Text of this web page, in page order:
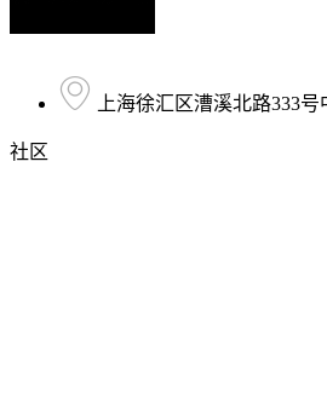
上海徐汇区漕溪北路333
社区